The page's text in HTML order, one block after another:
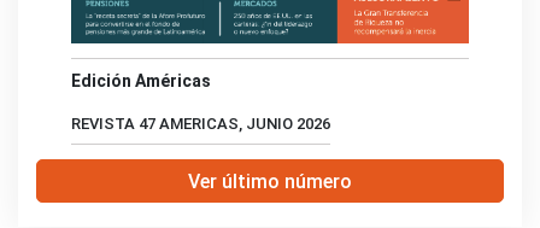
Edición Américas
REVISTA 47 AMERICAS, JUNIO 2026
Ver último número